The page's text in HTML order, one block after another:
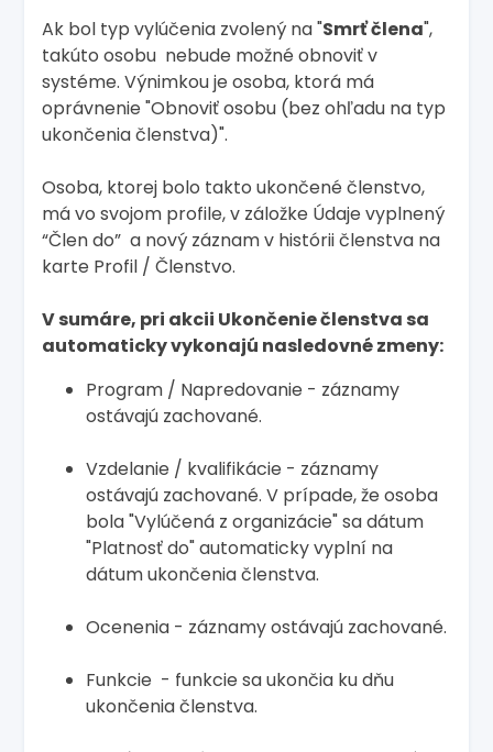
Ak bol typ vylúčenia zvolený na "Smrť člena",
takúto osobu nebude možné obnoviť v
systéme. Výnimkou je osoba, ktorá má
oprávnenie "Obnoviť osobu (bez ohľadu na typ
ukončenia členstva)".
Osoba, ktorej bolo takto ukončené členstvo,
má vo svojom profile, v záložke Údaje vyplnený
“Člen do” a nový záznam v histórii členstva na
karte Profil / Členstvo.
V sumáre, pri akcii Ukončenie členstva sa
automaticky vykonajú nasledovné zmeny:
Program / Napredovanie - záznamy
ostávajú zachované.
Vzdelanie / kvalifikácie - záznamy
ostávajú zachované. V prípade, že osoba
bola "Vylúčená z organizácie" sa dátum
"Platnosť do" automaticky vyplní na
dátum ukončenia členstva.
Ocenenia - záznamy ostávajú zachované.
Funkcie - funkcie sa ukončia ku dňu
ukončenia členstva.